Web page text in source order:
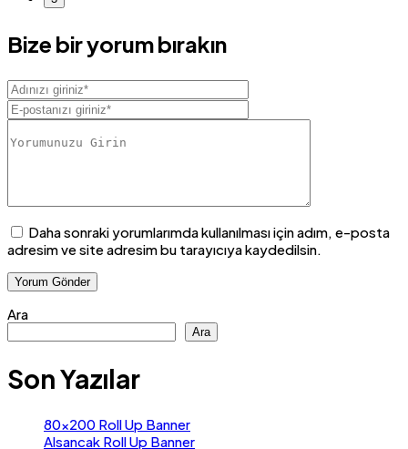
Bize bir yorum bırakın
Daha sonraki yorumlarımda kullanılması için adım, e-posta
adresim ve site adresim bu tarayıcıya kaydedilsin.
Ara
Ara
Son Yazılar
80×200 Roll Up Banner
Alsancak Roll Up Banner